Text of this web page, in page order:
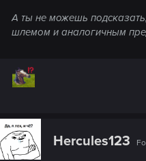
А ты не можешь
шлемом и аналогичным
Hercules123